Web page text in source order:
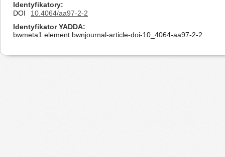
Identyfikatory
DOI
10.4064/aa97-2-2
Identyfikator YADDA
bwmeta1.element.bwnjournal-article-doi-10_4064-aa97-2-2